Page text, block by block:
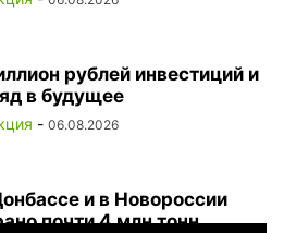
рублей инвестиций и
в будущее
- 06.08.2026
и в Новороссии
почти 4 млн тонн